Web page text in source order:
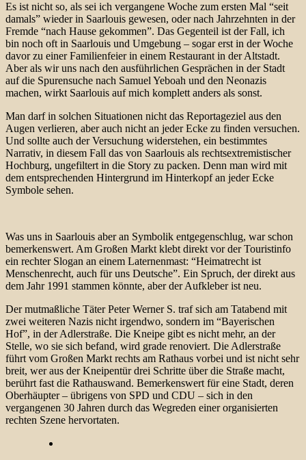
Es ist nicht so, als sei ich vergangene Woche zum ersten Mal “seit
damals” wieder in Saarlouis gewesen, oder nach Jahrzehnten in der
Fremde “nach Hause gekommen”. Das Gegenteil ist der Fall, ich
bin noch oft in Saarlouis und Umgebung – sogar erst in der Woche
davor zu einer Familienfeier in einem Restaurant in der Altstadt.
Aber als wir uns nach den ausführlichen Gesprächen in der Stadt
auf die Spurensuche nach Samuel Yeboah und den Neonazis
machen, wirkt Saarlouis auf mich komplett anders als sonst.
Man darf in solchen Situationen nicht das Reportageziel aus den
Augen verlieren, aber auch nicht an jeder Ecke zu finden versuchen.
Und sollte auch der Versuchung widerstehen, ein bestimmtes
Narrativ, in diesem Fall das von Saarlouis als rechtsextremistischer
Hochburg, ungefiltert in die Story zu packen. Denn man wird mit
dem entsprechenden Hintergrund im Hinterkopf an jeder Ecke
Symbole sehen.
Was uns in Saarlouis aber an Symbolik entgegenschlug, war schon
bemerkenswert. Am Großen Markt klebt direkt vor der Touristinfo
ein rechter Slogan an einem Laternenmast: “Heimatrecht ist
Menschenrecht, auch für uns Deutsche”. Ein Spruch, der direkt aus
dem Jahr 1991 stammen könnte, aber der Aufkleber ist neu.
Der mutmaßliche Täter Peter Werner S. traf sich am Tatabend mit
zwei weiteren Nazis nicht irgendwo, sondern im “Bayerischen
Hof”, in der Adlerstraße. Die Kneipe gibt es nicht mehr, an der
Stelle, wo sie sich befand, wird grade renoviert. Die Adlerstraße
führt vom Großen Markt rechts am Rathaus vorbei und ist nicht sehr
breit, wer aus der Kneipentür drei Schritte über die Straße macht,
berührt fast die Rathauswand. Bemerkenswert für eine Stadt, deren
Oberhäupter – übrigens von SPD und CDU – sich in den
vergangenen 30 Jahren durch das Wegreden einer organisierten
rechten Szene hervortaten.